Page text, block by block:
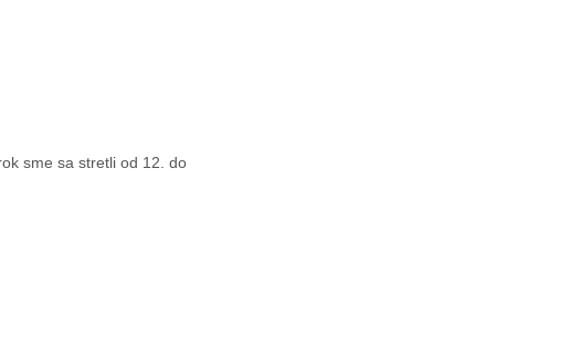
sme sa stretli od 12. do